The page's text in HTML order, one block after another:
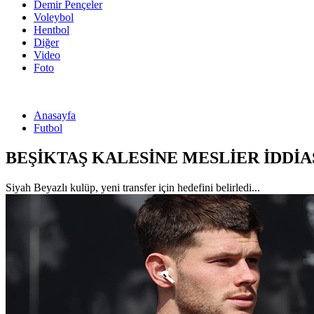
Demir Pençeler
Voleybol
Hentbol
Diğer
Video
Foto
Anasayfa
Futbol
BEŞİKTAŞ KALESİNE MESLİER
Siyah Beyazlı kulüp, yeni transfer için hedefini belirledi...